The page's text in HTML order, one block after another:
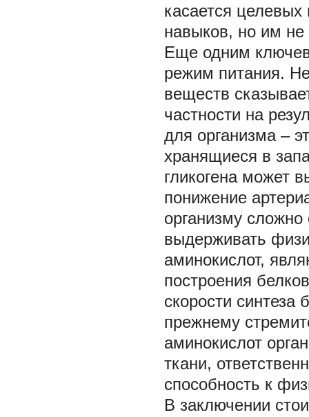
касается целевых
навыков, но им не
Еще одним
режим питания.
веществ
частности на
для организма –
хранящиеся в
гликогена может
понижение
организму
выдерживать
аминокислот,
построения
скорости синтеза
прежнему
аминокислот
ткани,
способность к
В заключении